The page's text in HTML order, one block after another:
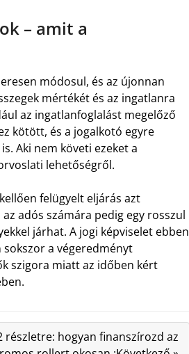
– amit a
módosul, és az újonnan
mértékét és az ingatlanra
az ingatlanfoglalást megelőző
kötött, és a jogalkotó egyre
Aki nem követi ezeket a
lehetőségről.
felügyelt eljárás azt
adós számára pedig egy rosszul
járhat. A jogi képviselet ebben
a végeredményt
szigora miatt az időben kért
részletre: hogyan finanszírozd az